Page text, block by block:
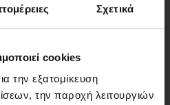
Σχετικά
cookies
την εξατομίκευση
την παροχή λειτουργιών
υπηρεσίες
Ιατρών